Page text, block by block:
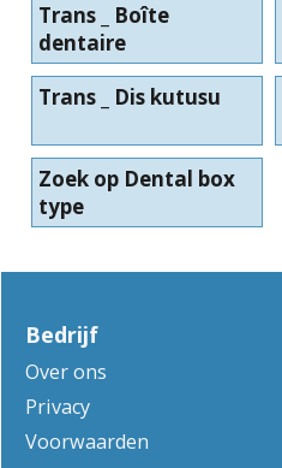
Trans _ Boîte
dentaire
Trans _ Dis kutusu
Zoek op Dental box
type
Bedrijf
Over ons
Privacy
Voorwaarden